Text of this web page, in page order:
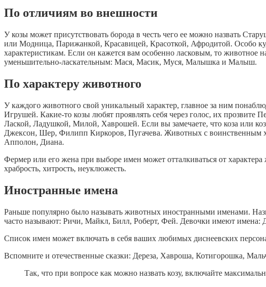
По отличиям во внешности
У козы может присутствовать борода в честь чего ее можно назвать
или Модница, Парижанкой, Красавицей, Красоткой, Афродитой. Особо
характеристикам. Если он кажется вам особенно ласковым, то
уменьшительно-ласкательным: Мася, Масик, Муся, Малышка и Малыш.
По характеру животного
У каждого животного свой уникальный характер, главное за ним
Игрушей. Какие-то козы любят проявлять себя через голос, их
Лаской, Ладушкой, Милой, Хаврошей. Если вы замечаете, что коза или
Джексон, Шер, Филипп Киркоров, Пугачева. Животных с воинственным
Апполон, Диана.
Фермер или его жена при выборе имен может отталкиваться от
храбрость, хитрость, неуклюжесть.
Иностранные имена
Раньше популярно было называть животных иностранными именами.
часто называют: Ричи, Майкл, Билл, Роберт, Фей. Девочки имеют имена:
Список имен может включать в себя ваших любимых диснеевских
Вспомните и отечественные сказки: Дереза, Хавроша, Котигорошка,
Так, что при вопросе как можно назвать козу, включайте